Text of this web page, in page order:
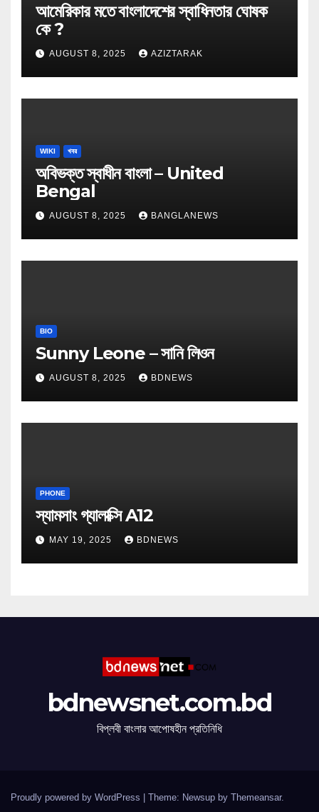
আমেরিকার মতে বাংলাদেশের স্বাধিনতার ঘোষক
কে ?
AUGUST 8, 2025 AZIZTARAK
WIKI খবর
অবিভক্ত স্বাধীন বাংলা – United
Bengal
AUGUST 8, 2025 BANGLANEWS
BIO
Sunny Leone – সানি লিওন
AUGUST 8, 2025 BDNEWS
PHONE
স্যামসাং গ্যালাক্সি A12
MAY 19, 2025 BDNEWS
bdnewsnet.com.bd
বিপ্লবী বাংলার আপোষহীন প্রতিনিধি
Proudly powered by WordPress | Theme: Newsup by Themeansar.